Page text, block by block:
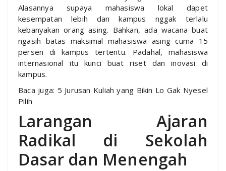
Alasannya supaya mahasiswa lokal dapet
kesempatan lebih dan kampus nggak terlalu
kebanyakan orang asing. Bahkan, ada wacana buat
ngasih batas maksimal mahasiswa asing cuma 15
persen di kampus tertentu. Padahal, mahasiswa
internasional itu kunci buat riset dan inovasi di
kampus.
Baca juga: 5 Jurusan Kuliah yang Bikin Lo Gak Nyesel
Pilih
Larangan Ajaran
Radikal di Sekolah
Dasar dan Menengah